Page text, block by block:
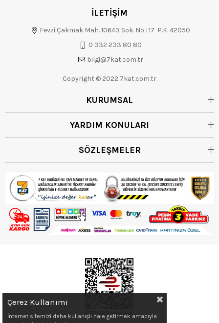
İLETİŞİM
Fevzi Çakmak Mah. 10643 Sok. No : 17 P.K. 42050
0 332 233 80 80
bilgi@7kat.com.tr
Copyright © 2022 7kat.com.tr
KURUMSAL
YARDIM KONULARI
SÖZLEŞMELER
Çerez Kullanımı
İnternet sitemizi daha kullanışlı hale getirmek amacıyla